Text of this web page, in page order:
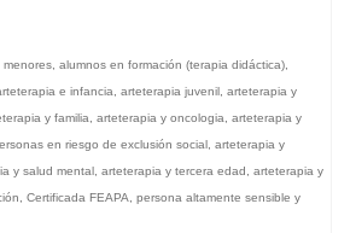
alumnos en formación (terapia didáctica)
e infancia arteterapia juvenil arteterapia y
y familia arteterapia y oncologia
arteterapia y
en riesgo de exclusión social arteterapia y
y salud mental arteterapia y tercera edad
arteterapia y
Certificada FEAPA
persona altamente sensible y